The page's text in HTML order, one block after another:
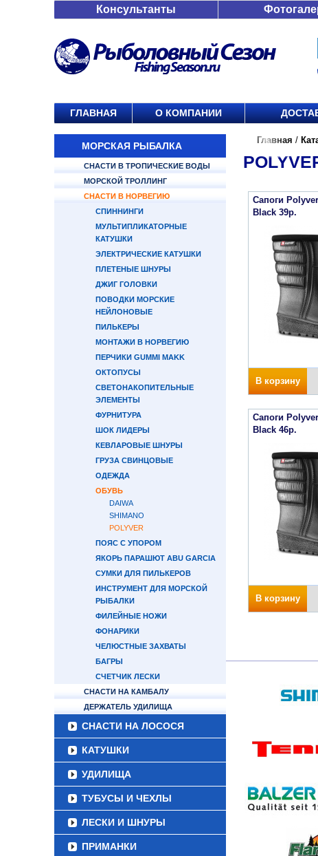
Консультанты
ГЛАВНАЯ О КОМПАНИИ
МОРСКАЯ РЫБАЛКА
СНАСТИ В ТРОПИЧЕСКИЕ ВОДЫ
МОРСКОЙ ТРОЛЛИНГ
СНАСТИ В НОРВЕГИЮ
СПИННИНГИ
МУЛЬТИПЛИКАТОРНЫЕ
КАТУШКИ
ЭЛЕКТРИЧЕСКИЕ КАТУШКИ
ПЛЕТЕНЫЕ ШНУРЫ
ДЖИГ ГОЛОВКИ
ПОВОДКИ МОРСКИЕ
НЕЙЛОНОВЫЕ
ПИЛЬКЕРЫ
МОНТАЖИ В НОРВЕГИЮ
ПЕРЧИКИ GUMMI MAKK
ОКТОПУСЫ
СВЕТОНАКОПИТЕЛЬНЫЕ
ЭЛЕМЕНТЫ
ФУРНИТУРА
ШОК ЛИДЕРЫ
КЕВЛАРОВЫЕ ШНУРЫ
ГРУЗА СВИНЦОВЫЕ
ОДЕЖДА
ОБУВЬ
DAIWA
SHIMANO
POLYVER
ПОЯС С УПОРОМ
ЯКОРЬ ПАРАШЮТ ABU GARCIA
СУМКИ ДЛЯ ПИЛЬКЕРОВ
ИНСТРУМЕНТ ДЛЯ МОРСКОЙ
РЫБАЛКИ
ФИЛЕЙНЫЕ НОЖИ
ФОНАРИКИ
ЧЕЛЮСТНЫЕ ЗАХВАТЫ
БАГРЫ
СЧЕТЧИК ЛЕСКИ
СНАСТИ НА КАМБАЛУ
ДЕРЖАТЕЛЬ УДИЛИЩА
СНАСТИ НА ЛОСОСЯ
КАТУШКИ
УДИЛИЩА
ТУБУСЫ И ЧЕХЛЫ
ЛЕСКИ И ШНУРЫ
ПРИМАНКИ
Главная /
Сапоги
Black 39р.
В корзину
Сапоги
Black 46р.
В корзину